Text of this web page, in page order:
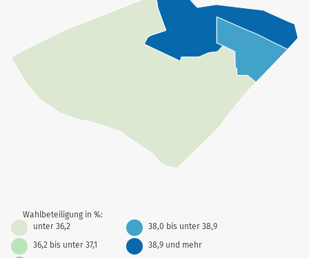
Wahlbeteiligung in %:
unter 36,2
36,2 bis unter 37,1
38,0 bis unter 38,9
38,9 und mehr